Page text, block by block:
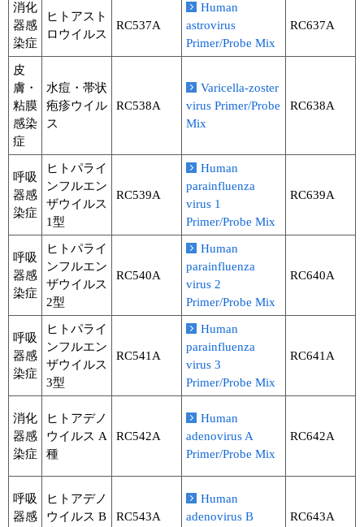
消化
器感
染症
ヒトアスト
ロウイルス
RC537A
Human
astrovirus
Primer/Probe Mix
RC637A
皮
膚・
粘膜
感染
症
水痘・帯状
疱疹ウイル
ス
RC538A
Varicella-zoster
virus Primer/Probe
Mix
RC638A
呼吸
器感
染症
ヒトパライ
ンフルエン
ザウイルス
1型
RC539A
Human
parainfluenza
virus 1
Primer/Probe Mix
RC639A
呼吸
器感
染症
ヒトパライ
ンフルエン
ザウイルス
2型
RC540A
Human
parainfluenza
virus 2
Primer/Probe Mix
RC640A
呼吸
器感
染症
ヒトパライ
ンフルエン
ザウイルス
3型
RC541A
Human
parainfluenza
virus 3
Primer/Probe Mix
RC641A
消化
器感
染症
ヒトアデノ
ウイルス A
種
RC542A
Human
adenovirus A
Primer/Probe Mix
RC642A
呼吸
器感
ヒトアデノ
ウイルス B
RC543A
Human
adenovirus B
RC643A